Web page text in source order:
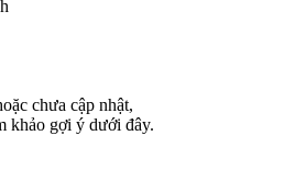
chưa cập nhật,
khảo gợi ý dưới đây.